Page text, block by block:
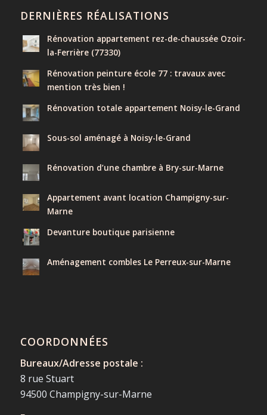
DERNIÈRES RÉALISATIONS
Rénovation appartement rez-de-chaussée Ozoir-
la-Ferrière (77330)
Rénovation peinture école 77 : travaux avec
mention très bien !
Rénovation totale appartement Noisy-le-Grand
Sous-sol aménagé à Noisy-le-Grand
Rénovation d’une chambre à Bry-sur-Marne
Appartement avant location Champigny-sur-
Marne
Devanture boutique parisienne
Aménagement combles Le Perreux-sur-Marne
COORDONNÉES
Bureaux/Adresse postale :
8 rue Stuart
94500 Champigny-sur-Marne